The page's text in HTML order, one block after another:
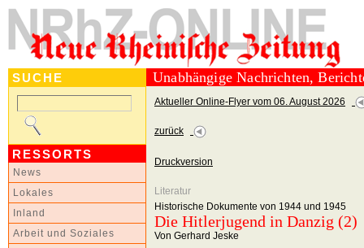
SUCHE
RESSORTS
News
Lokales
Inland
Arbeit und Soziales
Unabhängige Nachrichten,
Aktueller Online-Flyer vom 06. August 2026
zurück
Druckversion
Literatur
Historische Dokumente von 1944 und 1945
Die Hitlerjugend in Danzig (2)
Von Gerhard Jeske